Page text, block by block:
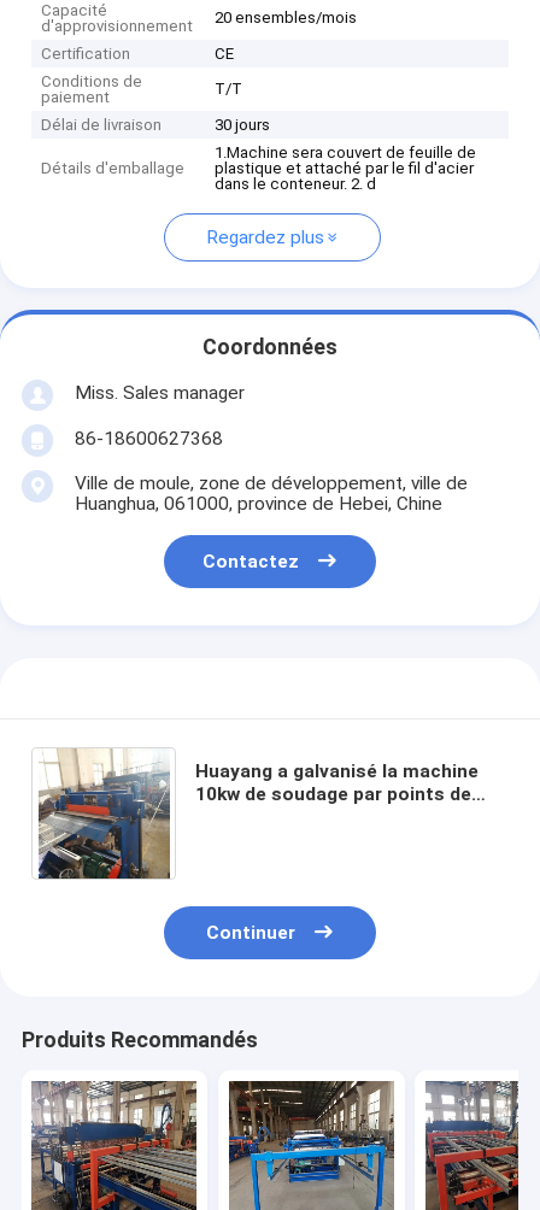
Capacité
d'approvisionnement
20 ensembles/mois
Certification
CE
Conditions de
paiement
T/T
Délai de livraison
30 jours
Détails d'emballage
1.Machine sera couvert de feuille de
plastique et attaché par le fil d'acier
dans le conteneur. 2. d
Regardez plus
Coordonnées
Miss. Sales manager
86-18600627368
Ville de moule, zone de développement, ville de
Huanghua, 061000, province de Hebei, Chine
Contactez
Huayang a galvanisé la machine
10kw de soudage par points de
Continuer
Produits Recommandés